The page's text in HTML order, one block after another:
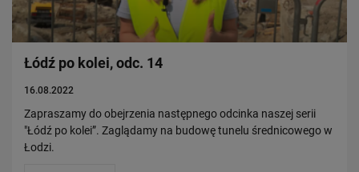
Łódź po kolei, odc. 14
16.08.2022
Zapraszamy do obejrzenia następnego odcinka naszej serii
"Łódź po kolei”. Zaglądamy na budowę tunelu średnicowego w
Łodzi.